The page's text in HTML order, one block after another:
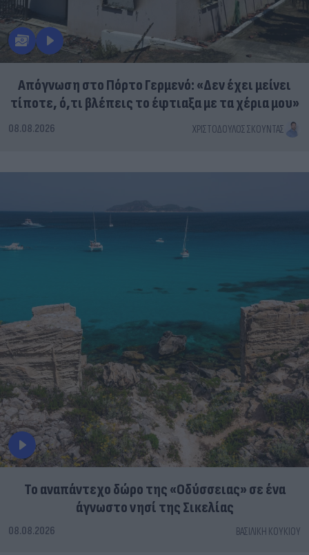
Απόγνωση στο Πόρτο Γερμενό: «Δεν έχει μείνει
τίποτε, ό,τι βλέπεις το έφτιαξα με τα χέρια μου»
08.08.2026 ΧΡΙΣΤΌΔΟΥΛΟΣ ΣΚΟΎΝΤΑΣ
To αναπάντεχο δώρο της «Οδύσσειας» σε ένα
άγνωστο νησί της Σικελίας
08.08.2026 ΒΑΣΙΛΙΚΉ ΚΟΥΚΊΟΥ